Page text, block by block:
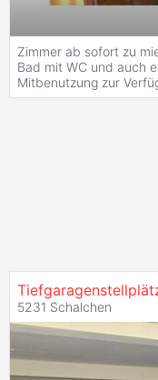
Zimmer ab sofort zu
Bad mit WC und auch
Mitbenutzung zur
5231 Schalchen